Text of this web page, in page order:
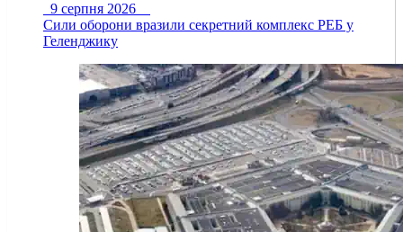
9 серпня 2026
Сили оборони вразили секретний комплекс РЕБ у
Геленджику